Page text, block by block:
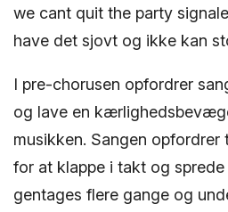
we cant quit the party
have det sjovt og ikke kan
I pre-chorusen opfordrer
og lave en
musikken. Sangen
for at klappe i takt og
gentages flere gange og